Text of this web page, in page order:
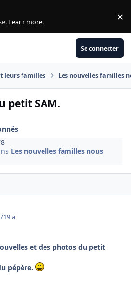
Learn more. ×
Se connecter
leurs familles Les nouvelles familles
petit SAM.
Les nouvelles familles nous
19 a
et des photos du petit
pépère.